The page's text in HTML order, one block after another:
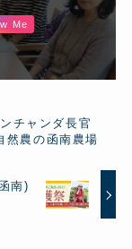
Me
チャンダ長官
然農の函南農場
南)